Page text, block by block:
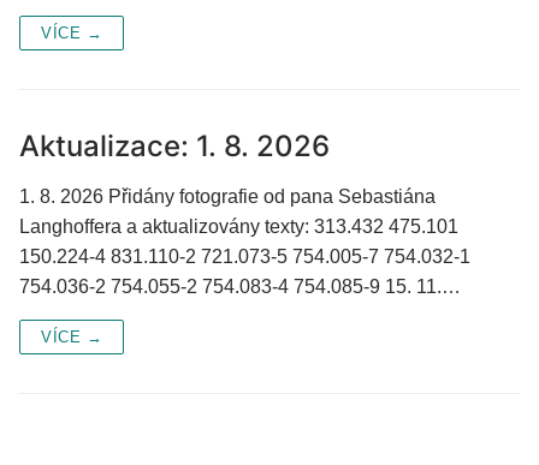
VÍCE →
Aktualizace: 1. 8. 2026
1. 8. 2026 Přidány fotografie od pana Sebastiána
Langhoffera a aktualizovány texty: 313.432 475.101
150.224-4 831.110-2 721.073-5 754.005-7 754.032-1
754.036-2 754.055-2 754.083-4 754.085-9 15. 11.…
VÍCE →